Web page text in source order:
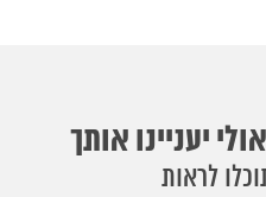
יעניינו אותך
לראות